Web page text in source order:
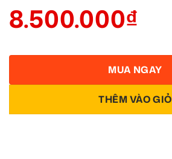
8.500.000₫
THÊM VÀO GIỎ
MUA NGAY